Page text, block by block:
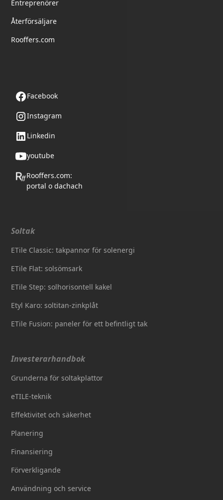
Entreprenörer
Återförsäljare
Rooffers.com
Facebook
Instagram
Linkedin
youtube
Rooffers.com:
portal o dachach
Soltak
ETile Classic: takpannor för solenergi
ETile Flat: solsömsark
ETile Step: solhorisontell kakel
Etyl Karo: soltitan-zinkplåt
ETile Fusion: paneler för ett befintligt tak
Investerarhandbok
Grunderna för soltakplattor
eTILE-teknik
Effektivitet och säkerhet
Planering
Finansiering
Förverkligande
Användning och service